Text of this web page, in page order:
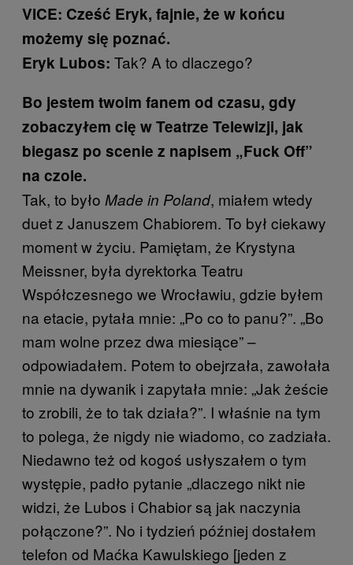
VICE: Cześć Eryk, fajnie, że w końcu
możemy się poznać.
Eryk Lubos: Tak? A to dlaczego?
Bo jestem twoim fanem od czasu, gdy
zobaczyłem cię w Teatrze Telewizji, jak
biegasz po scenie z napisem „Fuck Off”
na czole.
Tak, to było Made in Poland, miałem wtedy
duet z Januszem Chabiorem. To był ciekawy
moment w życiu. Pamiętam, że Krystyna
Meissner, była dyrektorka Teatru
Współczesnego we Wrocławiu, gdzie byłem
na etacie, pytała mnie: „Po co to panu?”. „Bo
mam wolne przez dwa miesiące” –
odpowiadałem. Potem to obejrzała, zawołała
mnie na dywanik i zapytała mnie: „Jak żeście
to zrobili, że to tak działa?”. I właśnie na tym
to polega, że nigdy nie wiadomo, co zadziała.
Niedawno też od kogoś usłyszałem o tym
występie, padło pytanie „dlaczego nikt nie
widzi, że Lubos i Chabior są jak naczynia
połączone?”. No i tydzień później dostałem
telefon od Maćka Kawulskiego [jeden z